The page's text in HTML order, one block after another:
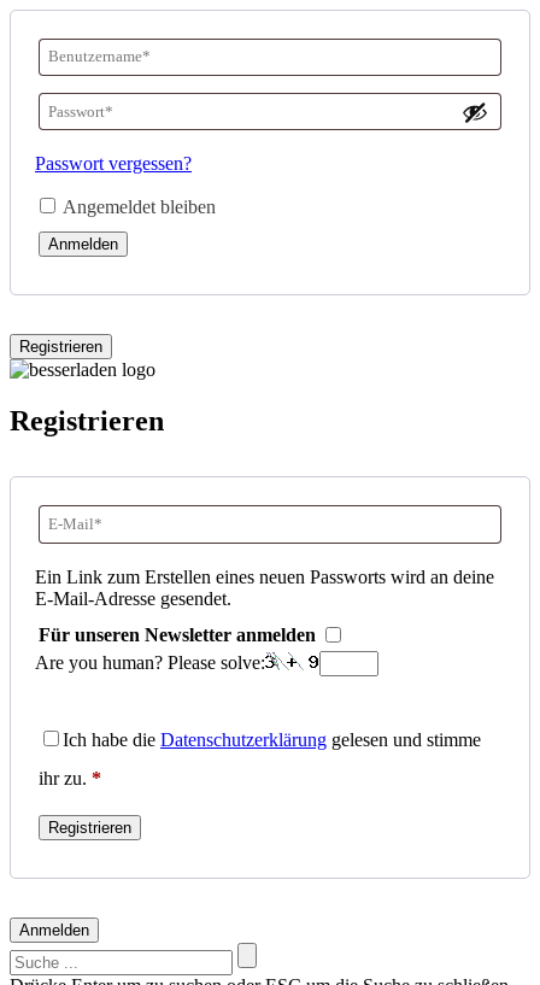
Benutzername
oder
E-
Mail-
Adresse*
Erforderlich
Passwort*
Passwort vergessen?
Angemeldet bleiben
Anmelden
Registrieren
Registrieren
E-
Adresse*
Erforderlich
Ein Link zum Erstellen eines neuen Passworts wird an deine
E-Mail-Adresse gesendet.
Für unseren Newsletter anmelden
Are you human? Please solve:
Ich habe die Datenschutzerklärung gelesen und stimme
ihr zu. *
Registrieren
Anmelden
Suchen
nach: